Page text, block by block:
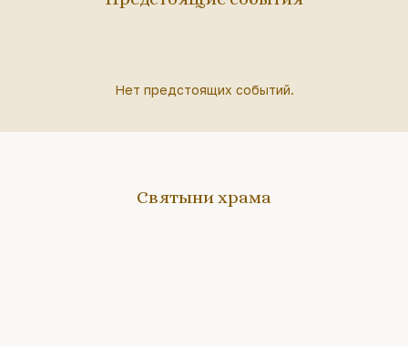
Нет предстоящих событий.
Святыни храма